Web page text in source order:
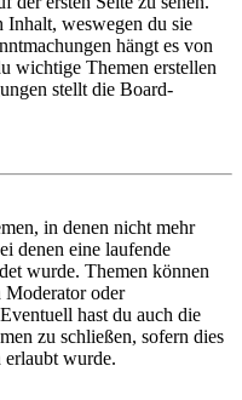
Inhalt, weswegen du sie
hängt es von
wichtige Themen erstellen
stellt die Board-
in denen nicht mehr
denen eine laufende
wurde. Themen können
Moderator oder
hast du auch die
zu schließen, sofern dies
wurde.